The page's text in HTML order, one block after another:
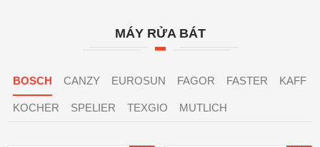
MÁY RỬA BÁT
BOSCH CANZY EUROSUN FAGOR FASTER KAFF
KOCHER SPELIER TEXGIO MUTLICH